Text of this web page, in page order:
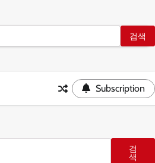
Subscription
검
색